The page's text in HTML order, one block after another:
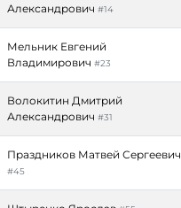
Александрович #14
Мельник Евгений
Владимирович #23
Волокитин Дмитрий
Александрович #31
Праздников Матвей Сергеевич
#45